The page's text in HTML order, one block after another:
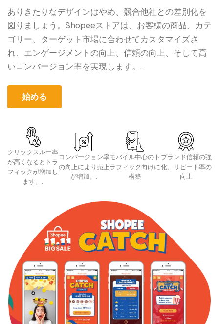
ありきたりなデザインはやめ、競合他社との差別化を
図りましょう。Shopeeストアは、お客様の商品、カテ
ゴリー、ターゲット市場に合わせてカスタマイズさ
れ、エンゲージメントの向上、信頼の向上、そして高
いコンバージョン率を実現します。.
始める
クリックスルー率
が高くなるとトラ
フィックが増加し
ます。.
コンバージョン率
の向上により売上
が増加。.
モバイル中心のト
ラフィック向けに
構築
ブランド信頼の強
化、リピート率の
向上